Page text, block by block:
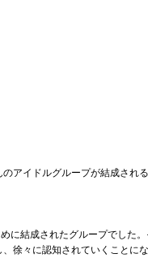
アイドルグループが結成され
結成されたグループでした
徐々に認知されていくことにな